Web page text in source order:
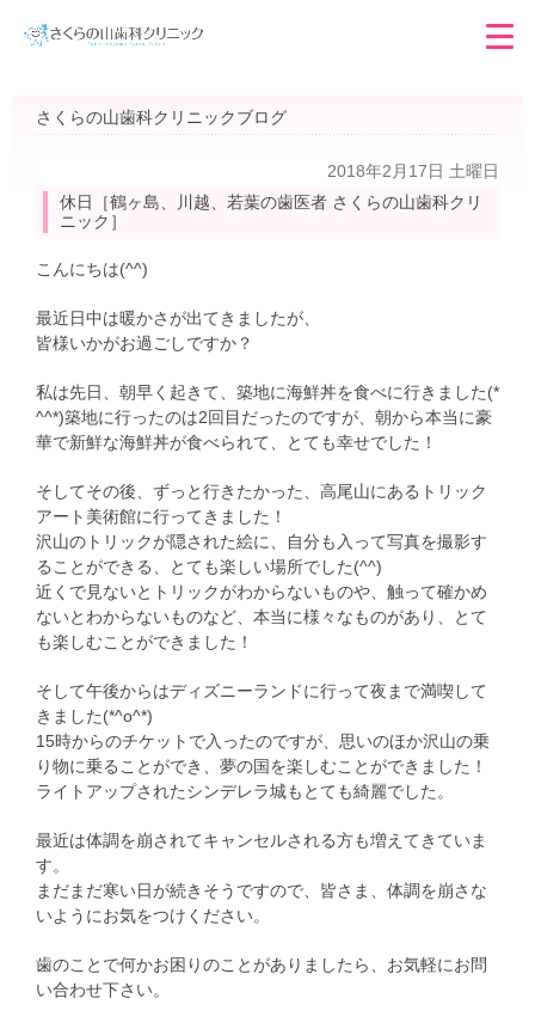
さくらの山歯科クリニックブログ
2018年2月17日 土曜日
休日［鶴ヶ島、川越、若葉の歯医者 さくらの山歯科クリ
ニック］
こんにちは(^^)
最近日中は暖かさが出てきましたが、
皆様いかがお過ごしですか？
私は先日、朝早く起きて、築地に海鮮丼を食べに行きました(*
^^*)築地に行ったのは2回目だったのですが、朝から本当に豪
華で新鮮な海鮮丼が食べられて、とても幸せでした！
そしてその後、ずっと行きたかった、高尾山にあるトリック
アート美術館に行ってきました！
沢山のトリックが隠された絵に、自分も入って写真を撮影す
ることができる、とても楽しい場所でした(^^)
近くで見ないとトリックがわからないものや、触って確かめ
ないとわからないものなど、本当に様々なものがあり、とて
も楽しむことができました！
そして午後からはディズニーランドに行って夜まで満喫して
きました(*^o^*)
15時からのチケットで入ったのですが、思いのほか沢山の乗
り物に乗ることができ、夢の国を楽しむことができました！
ライトアップされたシンデレラ城もとても綺麗でした。
最近は体調を崩されてキャンセルされる方も増えてきていま
す。
まだまだ寒い日が続きそうですので、皆さま、体調を崩さな
いようにお気をつけください。
歯のことで何かお困りのことがありましたら、お気軽にお問
い合わせ下さい。